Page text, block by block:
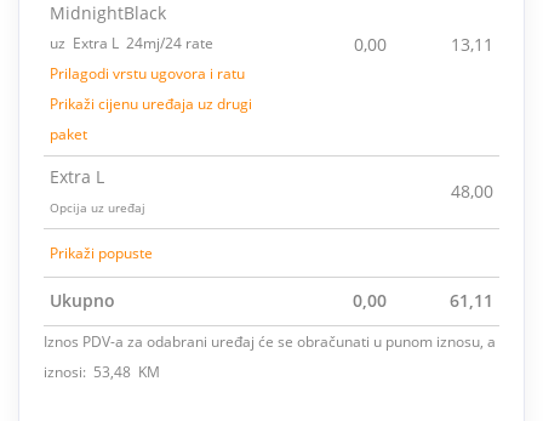
MidnightBlack
uz Extra L 24mj/24 rate
Prilagodi vrstu ugovora i ratu
Prikaži cijenu uređaja uz drugi
paket
0,00 13,11
Extra L
Opcija uz uređaj
48,00
Prikaži popuste
Ukupno 0,00 61,11
Iznos PDV-a za odabrani uređaj će se obračunati u punom iznosu, a
iznosi: 53,48 KM